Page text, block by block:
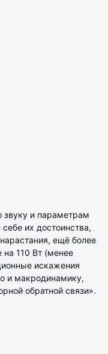
звуку и параметрам
их достоинства,
ещё более
на 110 Вт (менее
искажения
и макродинамику,
обратной связи».